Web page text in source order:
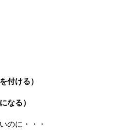
付ける）
なる）
のに・・・